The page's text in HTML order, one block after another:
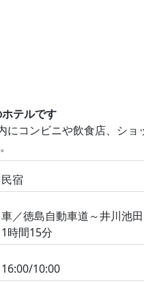
テルです
コンビニや飲食店、シ
民宿
車／徳島自動車道～井川池
1時間15分
16:00/10:00